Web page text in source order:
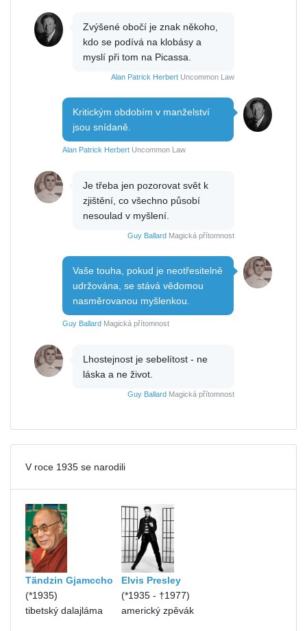
Zvýšené obočí je znak někoho,
kdo se podívá na klobásy a
myslí při tom na Picassa.
Alan Patrick Herbert Uncommon Law
Kritickým obdobím v manželství
jsou snídaně.
Alan Patrick Herbert Uncommon Law
Je třeba jen pozorovat svět k
zjištění, co všechno působí
nesoulad v myšlení.
Guy Ballard Magická přítomnost
Vaše touha, pokud je neotřesitelně
udržována, se stává vědomou
nasměrovanou myšlenkou.
Guy Ballard Magická přítomnost
Lhostejnost je sebelítost - ne
láska a ne život.
Guy Ballard Magická přítomnost
V roce 1935 se narodili
Tändzin Gjamccho
(*1935)
tibetský dalajláma
Elvis Presley
(*1935 - †1977)
americký zpěvák